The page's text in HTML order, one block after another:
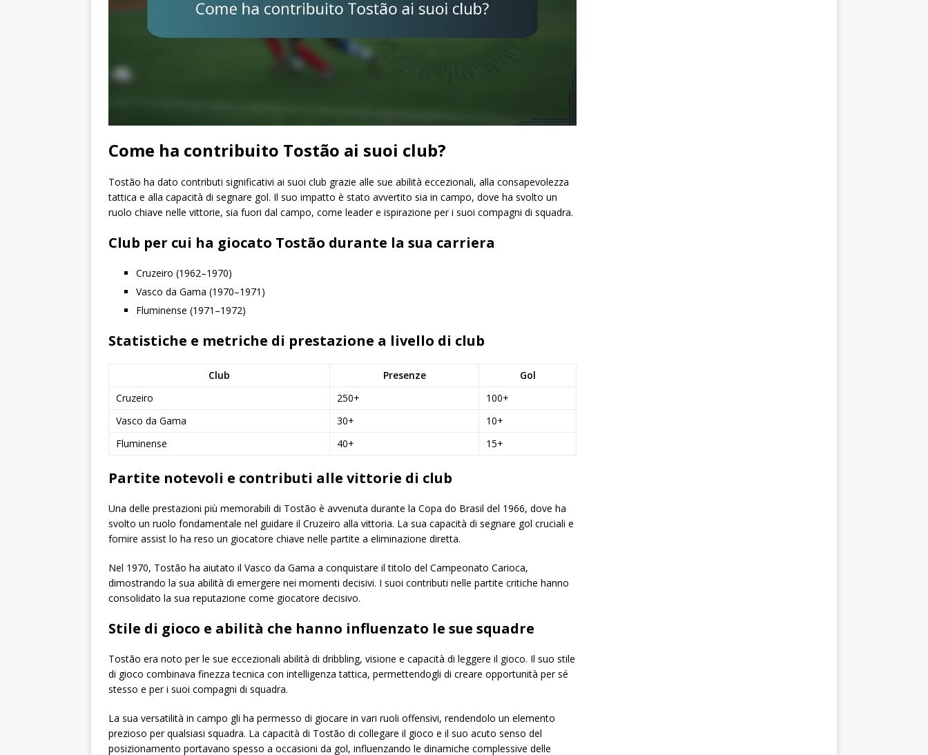
Come ha contribuito Tostão ai suoi club?
Tostão ha dato contributi significativi ai suoi club grazie alle sue abilità eccezionali, alla consapevolezza
tattica e alla capacità di segnare gol. Il suo impatto è stato avvertito sia in campo, dove ha svolto un
ruolo chiave nelle vittorie, sia fuori dal campo, come leader e ispirazione per i suoi compagni di squadra.
Club per cui ha giocato Tostão durante la sua carriera
Cruzeiro (1962–1970)
Vasco da Gama (1970–1971)
Fluminense (1971–1972)
Statistiche e metriche di prestazione a livello di club
Club Presenze
Gol
Cruzeiro
250+
100+
Vasco da Gama
30+
10+
Fluminense
40+ 15+
Partite notevoli e contributi alle vittorie di club
Una delle prestazioni più memorabili di Tostão è avvenuta durante la Copa do Brasil del 1966, dove ha
svolto un ruolo fondamentale nel guidare il Cruzeiro alla vittoria. La sua capacità di segnare gol cruciali e
fornire assist lo ha reso un giocatore chiave nelle partite a eliminazione diretta.
Nel 1970, Tostão ha aiutato il Vasco da Gama a conquistare il titolo del Campeonato Carioca,
dimostrando la sua abilità di emergere nei momenti decisivi. I suoi contributi nelle partite critiche hanno
consolidato la sua reputazione come giocatore decisivo.
Stile di gioco e abilità che hanno influenzato le sue squadre
Tostão era noto per le sue eccezionali abilità di dribbling, visione e capacità di leggere il gioco. Il suo stile
di gioco combinava finezza tecnica con intelligenza tattica, permettendogli di creare opportunità per sé
stesso e per i suoi compagni di squadra.
La sua versatilità in campo gli ha permesso di giocare in vari ruoli offensivi, rendendolo un elemento
prezioso per qualsiasi squadra. La capacità di Tostão di collegare il gioco e il suo acuto senso del
posizionamento portavano spesso a occasioni da gol, influenzando le dinamiche complessive delle